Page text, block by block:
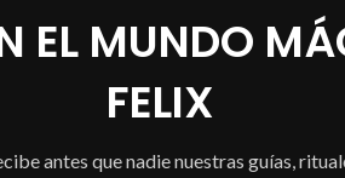
EL MUNDO
FELIX
antes que nadie nuestras guías,